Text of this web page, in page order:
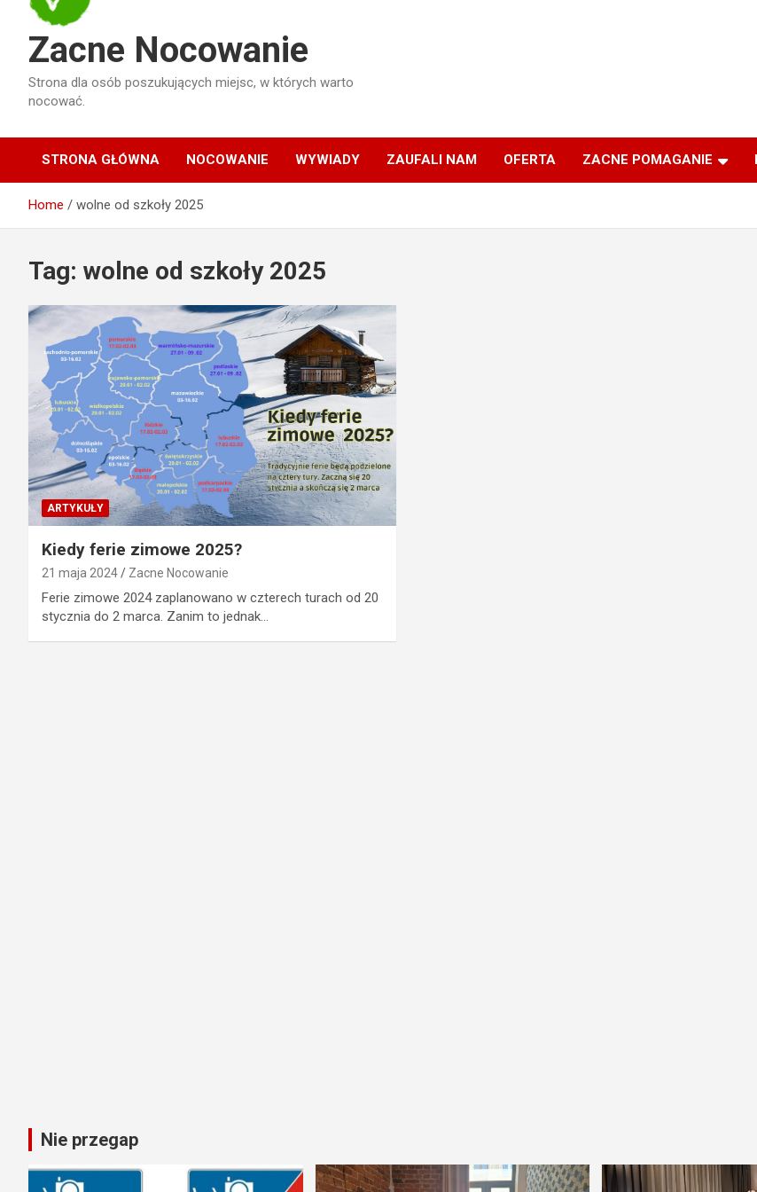
Zacne Nocowanie
Strona dla osób poszukujących miejsc, w których warto
nocować.
STRONA GŁÓWNA NOCOWANIE WYWIADY ZAUFALI NAM OFERTA ZACNE POMAGANIE
Home wolne od szkoły 2025
Tag: wolne od szkoły 2025
ARTYKUŁY
Kiedy ferie zimowe 2025?
21 maja 2024 Zacne Nocowanie
Ferie zimowe 2024 zaplanowano w czterech turach od 20
stycznia do 2 marca. Zanim to jednak…
Nie przegap